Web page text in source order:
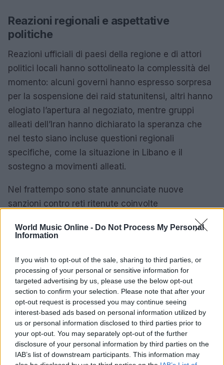
World Music Online - Do Not Process My Personal
Information
If you wish to opt-out of the sale, sharing to third parties, or
processing of your personal or sensitive information for
targeted advertising by us, please use the below opt-out
section to confirm your selection. Please note that after your
opt-out request is processed you may continue seeing
interest-based ads based on personal information utilized by
us or personal information disclosed to third parties prior to
your opt-out. You may separately opt-out of the further
disclosure of your personal information by third parties on the
IAB’s list of downstream participants. This information may
Reazioni regionali e aspettative
politiche
Reazioni ufficiali di paesi della regione e di attori
politici locali hanno sottolineato la complessità del
momento: alcuni governi hanno espresso sorpresa
per la sospensione dei raid statunitensi, altri hanno
elogiato l’apertura al negoziato, mentre gruppi
alleati dell’Iran hanno dichiarato la speranza che
nel testo siano incluse questioni regionali
specifiche, come la situazione in Libano e il
sostegno a movimenti alleati.
Nel frattempo sono state annunciate nuove
sanzioni contro reti ritenute coinvolte
nell’approvvigionamento di armamenti, misure che
riflettono la duplice strategia occidentale di
L’evolversi dei fatti, con la combinazione di
negoziati e attività militari, indica che la pace
formale dipenderà dall’effettiva messa in opera dei
meccanismi di verifica e dall’adesione scrupolosa
agli impegni concordati.
La situazione resta fluida: la possibile firma di un
accordo potrebbe segnare l’inizio di una nuova